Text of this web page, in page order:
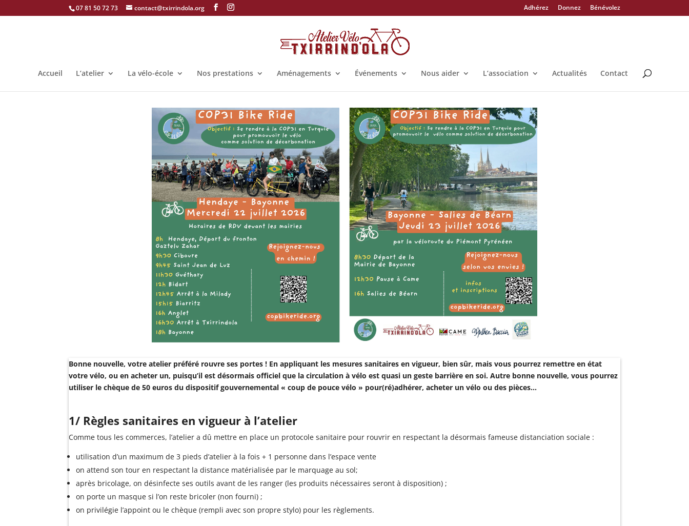
07 81 50 72 73 contact@txirrindola.org Adhérez Donnez Bénévolez
Accueil L’atelier La vélo-école Nos prestations Aménagements Événements Nous aider L’association Actualités Contact
Bonne nouvelle, votre atelier préféré rouvre ses portes ! En appliquant les mesures sanitaires en vigueur, bien sûr, mais vous pourrez remettre en état
votre vélo, ou en acheter un, puisqu’il est désormais officiel que la circulation à vélo est quasi un geste barrière en soi. Autre bonne nouvelle, vous pourrez
utiliser le chèque de 50 euros du dispositif gouvernemental « coup de pouce vélo » pour(ré)adhérer, acheter un vélo ou des pièces…
1/ Règles sanitaires en vigueur à l’atelier
Comme tous les commerces, l’atelier a dû mettre en place un protocole sanitaire pour rouvrir en respectant la désormais fameuse distanciation sociale :
utilisation d’un maximum de 3 pieds d’atelier à la fois + 1 personne dans l’espace vente
on attend son tour en respectant la distance matérialisée par le marquage au sol;
après bricolage, on désinfecte ses outils avant de les ranger (les produits nécessaires seront à disposition) ;
on porte un masque si l’on reste bricoler (non fourni) ;
on privilégie l’appoint ou le chèque (rempli avec son propre stylo) pour les règlements.